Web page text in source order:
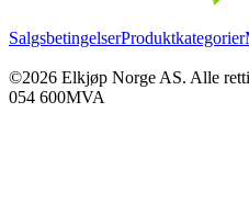
SalgsbetingelserProduktkategorier
©2026 Elkjøp Norge AS. Alle
054 600MVA